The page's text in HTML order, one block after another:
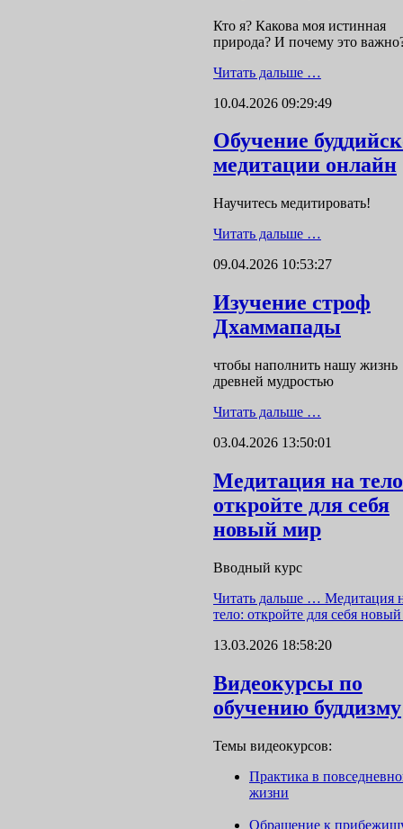
Кто я? Какова моя истинная
природа? И почему это
Читать дальше …
10.04.2026 09:29:49
Обучение
медитации онлайн
Научитесь медитировать!
Читать дальше …
09.04.2026 10:53:27
Изучение строф
Дхаммапады
чтобы наполнить нашу жизнь
древней мудростью
Читать дальше …
03.04.2026 13:50:01
Медитация на
откройте для себя
новый мир
Вводный курс
Читать дальше … Медитация
тело: откройте для себя
13.03.2026 18:58:20
Видеокурсы по
обучению буддизму
Темы видеокурсов:
Практика в
жизни
Обращение к